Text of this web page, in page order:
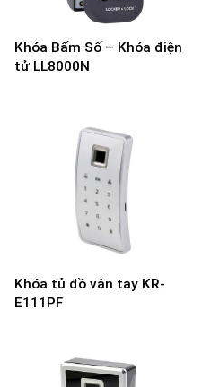
Khóa Bấm Số – Khóa điện
tử LL8000N
Khóa tủ đồ vân tay KR-
E111PF